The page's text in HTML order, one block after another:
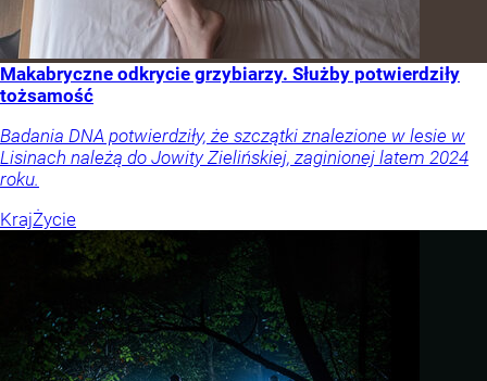
Makabryczne odkrycie grzybiarzy. Służby potwierdziły
tożsamość
Badania DNA potwierdziły, że szczątki znalezione w lesie w
Lisinach należą do Jowity Zielińskiej, zaginionej latem 2024
roku.
KrajŻycie